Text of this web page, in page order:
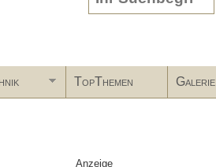
Search form
TopThemen Galerie
Anzeige